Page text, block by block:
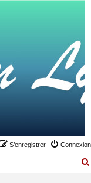
Connexion
S’enregistrer